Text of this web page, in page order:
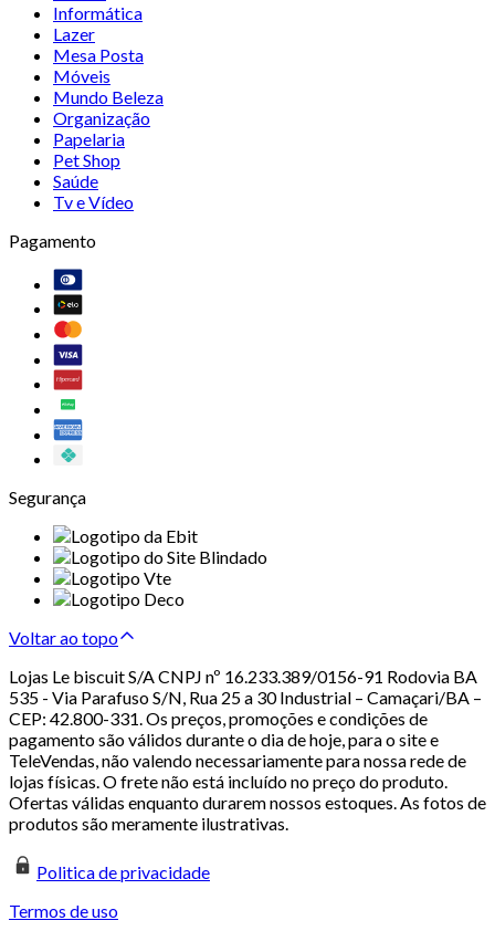
Informática
Lazer
Mesa Posta
Móveis
Mundo Beleza
Organização
Papelaria
Pet Shop
Saúde
Tv e Vídeo
Pagamento
Segurança
Voltar ao topo
Lojas Le biscuit S/A CNPJ nº 16.233.389/0156-91 Rodovia BA
535 - Via Parafuso S/N, Rua 25 a 30 Industrial – Camaçari/BA –
CEP: 42.800-331. Os preços, promoções e condições de
pagamento são válidos durante o dia de hoje, para o site e
TeleVendas, não valendo necessariamente para nossa rede de
lojas físicas. O frete não está incluído no preço do produto.
Ofertas válidas enquanto durarem nossos estoques. As fotos de
produtos são meramente ilustrativas.
Politica de privacidade
Termos de uso